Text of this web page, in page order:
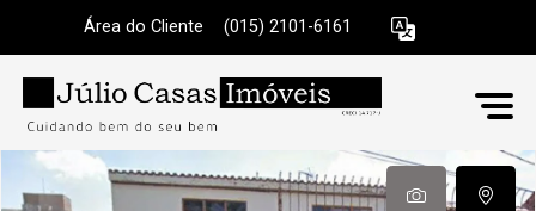
Área do Cliente (015) 2101-6161